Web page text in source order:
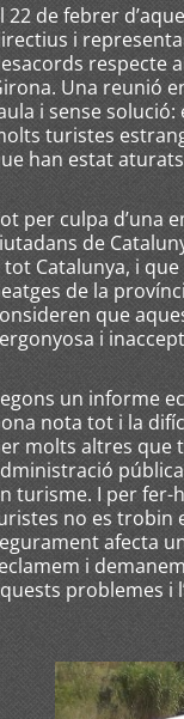
22 de febrer
i
respecte
Una reunió
i sense
turistes
han estat
per culpa d’una
de
tot Catalunya, i
de la
que
i
un informe
nota tot i la
molts altres que
turisme. I per fer-
no es trobin
afecta
i
problemes i